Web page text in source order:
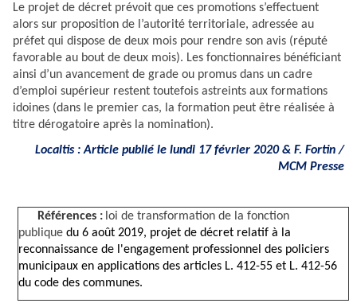
Le projet de décret prévoit que ces promotions s’effectuent
alors sur proposition de l’autorité territoriale, adressée au
préfet qui dispose de deux mois pour rendre son avis (réputé
favorable au bout de deux mois). Les fonctionnaires bénéficiant
ainsi d’un avancement de grade ou promus dans un cadre
d’emploi supérieur restent toutefois astreints aux formations
idoines (dans le premier cas, la formation peut être réalisée à
titre dérogatoire après la nomination).
Localtis : Article publié le lundi 17 février 2020 & F. Fortin /
MCM Presse
Références : loi de transformation de la fonction
publique du 6 août 2019, projet de décret relatif à la
reconnaissance de l'engagement professionnel des policiers
municipaux en applications des articles L. 412-55 et L. 412-56
du code des communes.